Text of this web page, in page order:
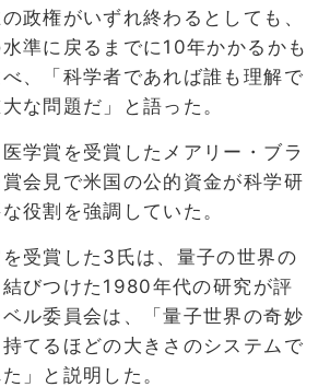
政権がいずれ終わるとしても、
準に戻るまでに10年かかるかも
、「科学者であれば誰も理解で
な問題だ」と語った。
学賞を受賞したメアリー・ブラ
会見で米国の公的資金が科学研
役割を強調していた。
受賞した3氏は、量子の世界の
びつけた1980年代の研究が評
ル委員会は、「量子世界の奇妙
てるほどの大きさのシステムで
」と説明した。